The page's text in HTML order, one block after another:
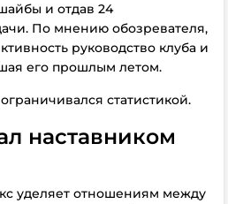
и отдав 24
По мнению обозревателя,
руководство клуба и
его прошлым летом.
статистикой.
наставником
уделяет отношениям между